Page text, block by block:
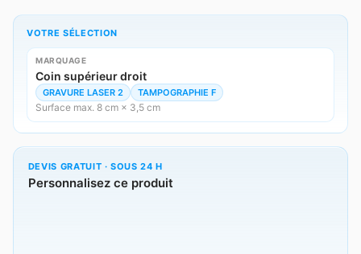
VOTRE SÉLECTION
MARQUAGE
Coin supérieur droit
GRAVURE LASER 2 TAMPOGRAPHIE F
Surface max. 8 cm × 3,5 cm
DEVIS GRATUIT · SOUS 24 H
Personnalisez ce produit